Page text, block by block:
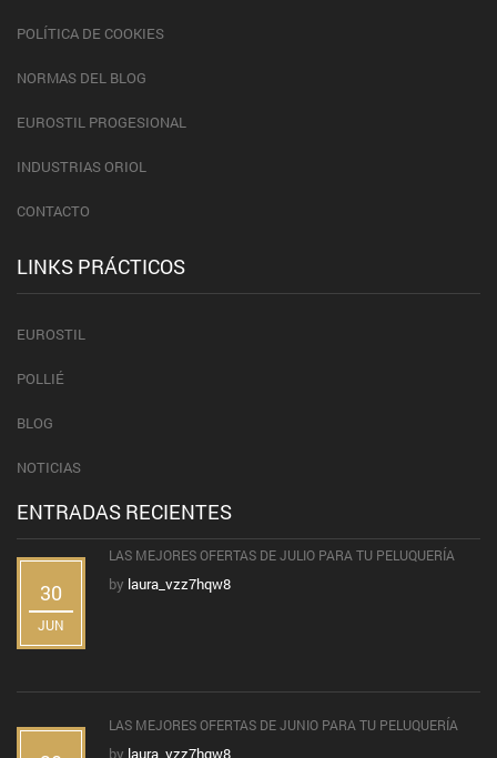
POLÍTICA DE COOKIES
NORMAS DEL BLOG
EUROSTIL PROGESIONAL
INDUSTRIAS ORIOL
CONTACTO
LINKS PRÁCTICOS
EUROSTIL
POLLIÉ
BLOG
NOTICIAS
ENTRADAS RECIENTES
30
JUN
LAS MEJORES OFERTAS DE JULIO PARA TU PELUQUERÍA
by laura_vzz7hqw8
LAS MEJORES OFERTAS DE JUNIO PARA TU PELUQUERÍA
by laura_vzz7hqw8